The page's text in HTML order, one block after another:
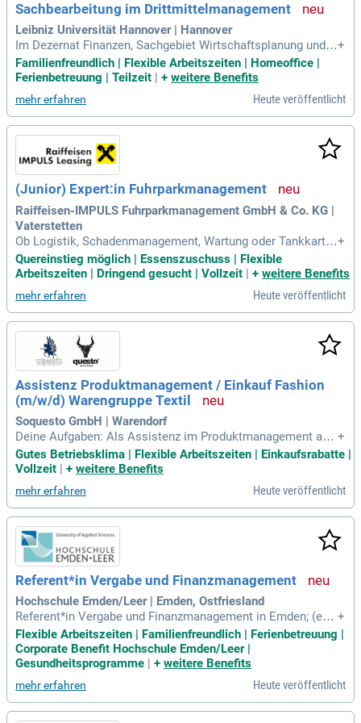
wir uns auf Ihre Bewerbung – Ihr nächster Karriereschritt wa
rtet auf Sie!
Sachbearbeitung im Drittmittelmanagement
Leibniz Universität Hannover | Hannover
Im Dezernat Finanzen, Sachgebiet Wirtschaftsplanung und -
steuerung, ist im Abschnitt Drittmittelmanagement folgende
Stelle zum 01.10.2026 zu besetzen: Sachbearbeitung im Drit
ojektbedingt bis
+
Familienfreundlich | Flexible Arbeitszeiten | Homeoffice |
Ferienbetreuung | Teilzeit
+ weitere Benefits
mehr erfahren Heute veröffentlicht
(Junior) Expert:in Fuhrparkmanagement
Raiffeisen-IMPULS Fuhrparkmanagement GmbH & Co. KG |
Vaterstetten
Ob Logistik, Schadenmanagement, Wartung oder Tankkarte
nmanagement – du kümmerst dich um vielfältige Aufgaben
rund um unsere Mobilitätslösungen.
+
Quereinstieg möglich | Essenszuschuss | Flexible
Arbeitszeiten | Dringend gesucht | Vollzeit | + weitere Benefits
mehr erfahren Heute veröffentlicht
Assistenz Produktmanagement / Einkauf Fashion
(m/w/d) Warengruppe Textil
Soquesto GmbH | Warendorf
Deine Aufgaben: Als Assistenz im Produktmanagement arb
eitest Du gemeinsam mit unserem Produktmanagement, Ei
nkauf und Design an der Entwicklung unserer Kollektionen u
dukt.
+
Gutes Betriebsklima | Flexible Arbeitszeiten | Einkaufsrabatte |
Vollzeit | + weitere Benefits
mehr erfahren Heute veröffentlicht
Referent*in Vergabe und Finanzmanagement
Hochschule Emden/Leer | Emden, Ostfriesland
Referent*in Vergabe und Finanzmanagement in Emden; (ent
sprechend der geforderten Qualifikation bis E 11 TV‑L, 10
0%): Kennziffer FA 20/1: Ihre Aufgaben: Abwicklung von Ver
gabeverfahren für Liefer- und Dienstleistungsaufträge; Verga
+
Flexible Arbeitszeiten | Familienfreundlich | Ferienbetreuung |
Corporate Benefit Hochschule Emden/Leer |
Gesundheitsprogramme
+ weitere Benefits
mehr erfahren Heute veröffentlicht